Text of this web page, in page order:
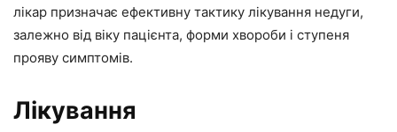
лікар призначає ефективну тактику лікування недуги,
залежно від віку пацієнта, форми хвороби і ступеня
прояву симптомів.
Лікування